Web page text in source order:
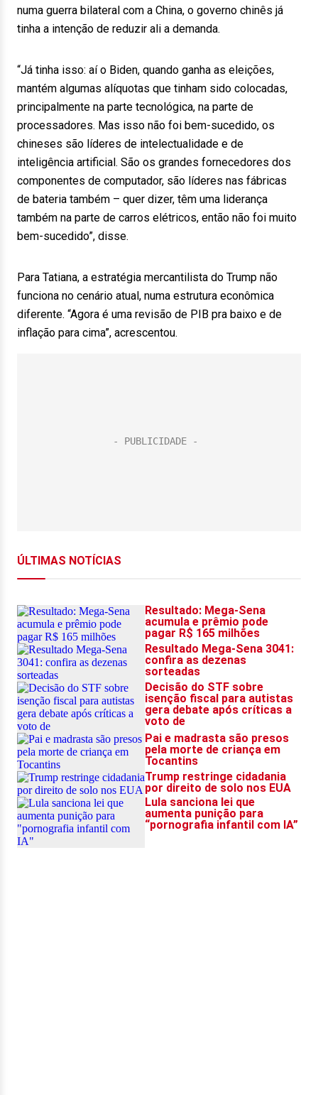
numa guerra bilateral com a China, o governo chinês já
tinha a intenção de reduzir ali a demanda.
“Já tinha isso: aí o Biden, quando ganha as eleições,
mantém algumas alíquotas que tinham sido colocadas,
principalmente na parte tecnológica, na parte de
processadores. Mas isso não foi bem-sucedido, os
chineses são líderes de intelectualidade e de
inteligência artificial. São os grandes fornecedores dos
componentes de computador, são líderes nas fábricas
de bateria também – quer dizer, têm uma liderança
também na parte de carros elétricos, então não foi muito
bem-sucedido”, disse.
Para Tatiana, a estratégia mercantilista do Trump não
funciona no cenário atual, numa estrutura econômica
diferente. “Agora é uma revisão de PIB pra baixo e de
inflação para cima”, acrescentou.